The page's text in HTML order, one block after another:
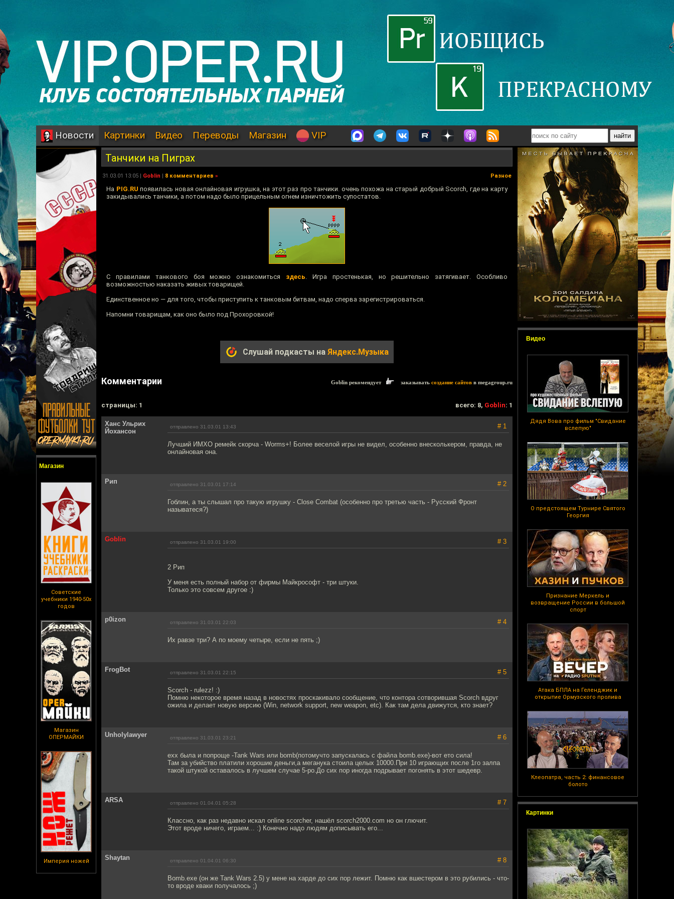
Новости Картинки Видео Переводы Магазин VIP
Магазин
Советские
учебники 1940-50х
годов
Магазин
ОПЕРМАЙКИ
Империя ножей
Видео
Дядя Вова про фильм "Свидание
вслепую"
О предстоящем Турнире Святого
Георгия
Признание Меркель и
возвращение России в большой
спорт
Атака БПЛА на Геленджик и
открытие Ормузского пролива
Клеопатра, часть 2: финансовое
болото
Картинки
Танчики на Пиграх
31.03.01 13:05 | Goblin | 8 комментариев » Разное
На PIG.RU появилась новая онлайновая игрушка, на этот раз про танчики. очень похожа на старый добрый Scorch, где на карту
закидывались танчики, а потом надо было прицельным огнем изничтожить супостатов.
C правилами танкового боя можно ознакомиться здесь. Игра простенькая, но решительно затягивает. Особливо
возможностью наказать живых товарищей.
Единственное но — для того, чтобы приступить к танковым битвам, надо сперва зарегистрироваться.
Напомни товарищам, как оно было под Прохоровкой!
Слушай подкасты на Яндекс.Музыка
Комментарии Goblin рекомендует заказывать создание сайтов в megagroup.ru
cтраницы: 1 всего: 8, Goblin: 1
Ханс Ульрих
Йохансон
отправлено 31.03.01 13:43 # 1
Лучший ИМХО ремейк скорча - Worms+! Более веселой игры не видел, особенно внесколькером, правда, не
онлайновая она.
Рип отправлено 31.03.01 17:14 # 2
Гоблин, а ты слышал про такую игрушку - Close Combat (особенно про третью часть - Русский Фронт
называтеся?)
Goblin отправлено 31.03.01 19:00 # 3
2 Рип
У меня есть полный набор от фирмы Майкрософт - три штуки.
Только это совсем другое :)
p0izon отправлено 31.03.01 22:03 # 4
Их равзе три? А по моему четыре, если не пять ;)
FrogBot отправлено 31.03.01 22:15 # 5
Scorch - rulezz! :)
Помню некоторое время назад в новостях проскакивало сообщение, что контора сотворившая Scorch вдруг
ожила и делает новую версию (Win, network support, new weapon, etc). Как там дела движутся, кто знает?
Unholylawyer отправлено 31.03.01 23:21 # 6
ехх была и попроще -Tank Wars или bomb(потомучто запускалась с файла bomb.exe)-вот ето сила!
Там за убийство платили хорошие деньги,а меганука стоила целых 10000.При 10 играющих после 1го залпа
такой штукой оставалось в лучшем случае 5-ро.До сих пор иногда подрывает погонять в этот шедевр.
ARSA отправлено 01.04.01 05:28 # 7
Классно, как раз недавно искал online scorcher, нашёл scorch2000.com но он глючит.
Этот вроде ничего, играем... :) Конечно надо людям дописывать его...
Shaytan отправлено 01.04.01 06:30 # 8
Bomb.exe (он же Tank Wars 2.5) у мене на харде до сих пор лежит. Помню как вшестером в это рубились - что-
то вроде кваки получалось ;)